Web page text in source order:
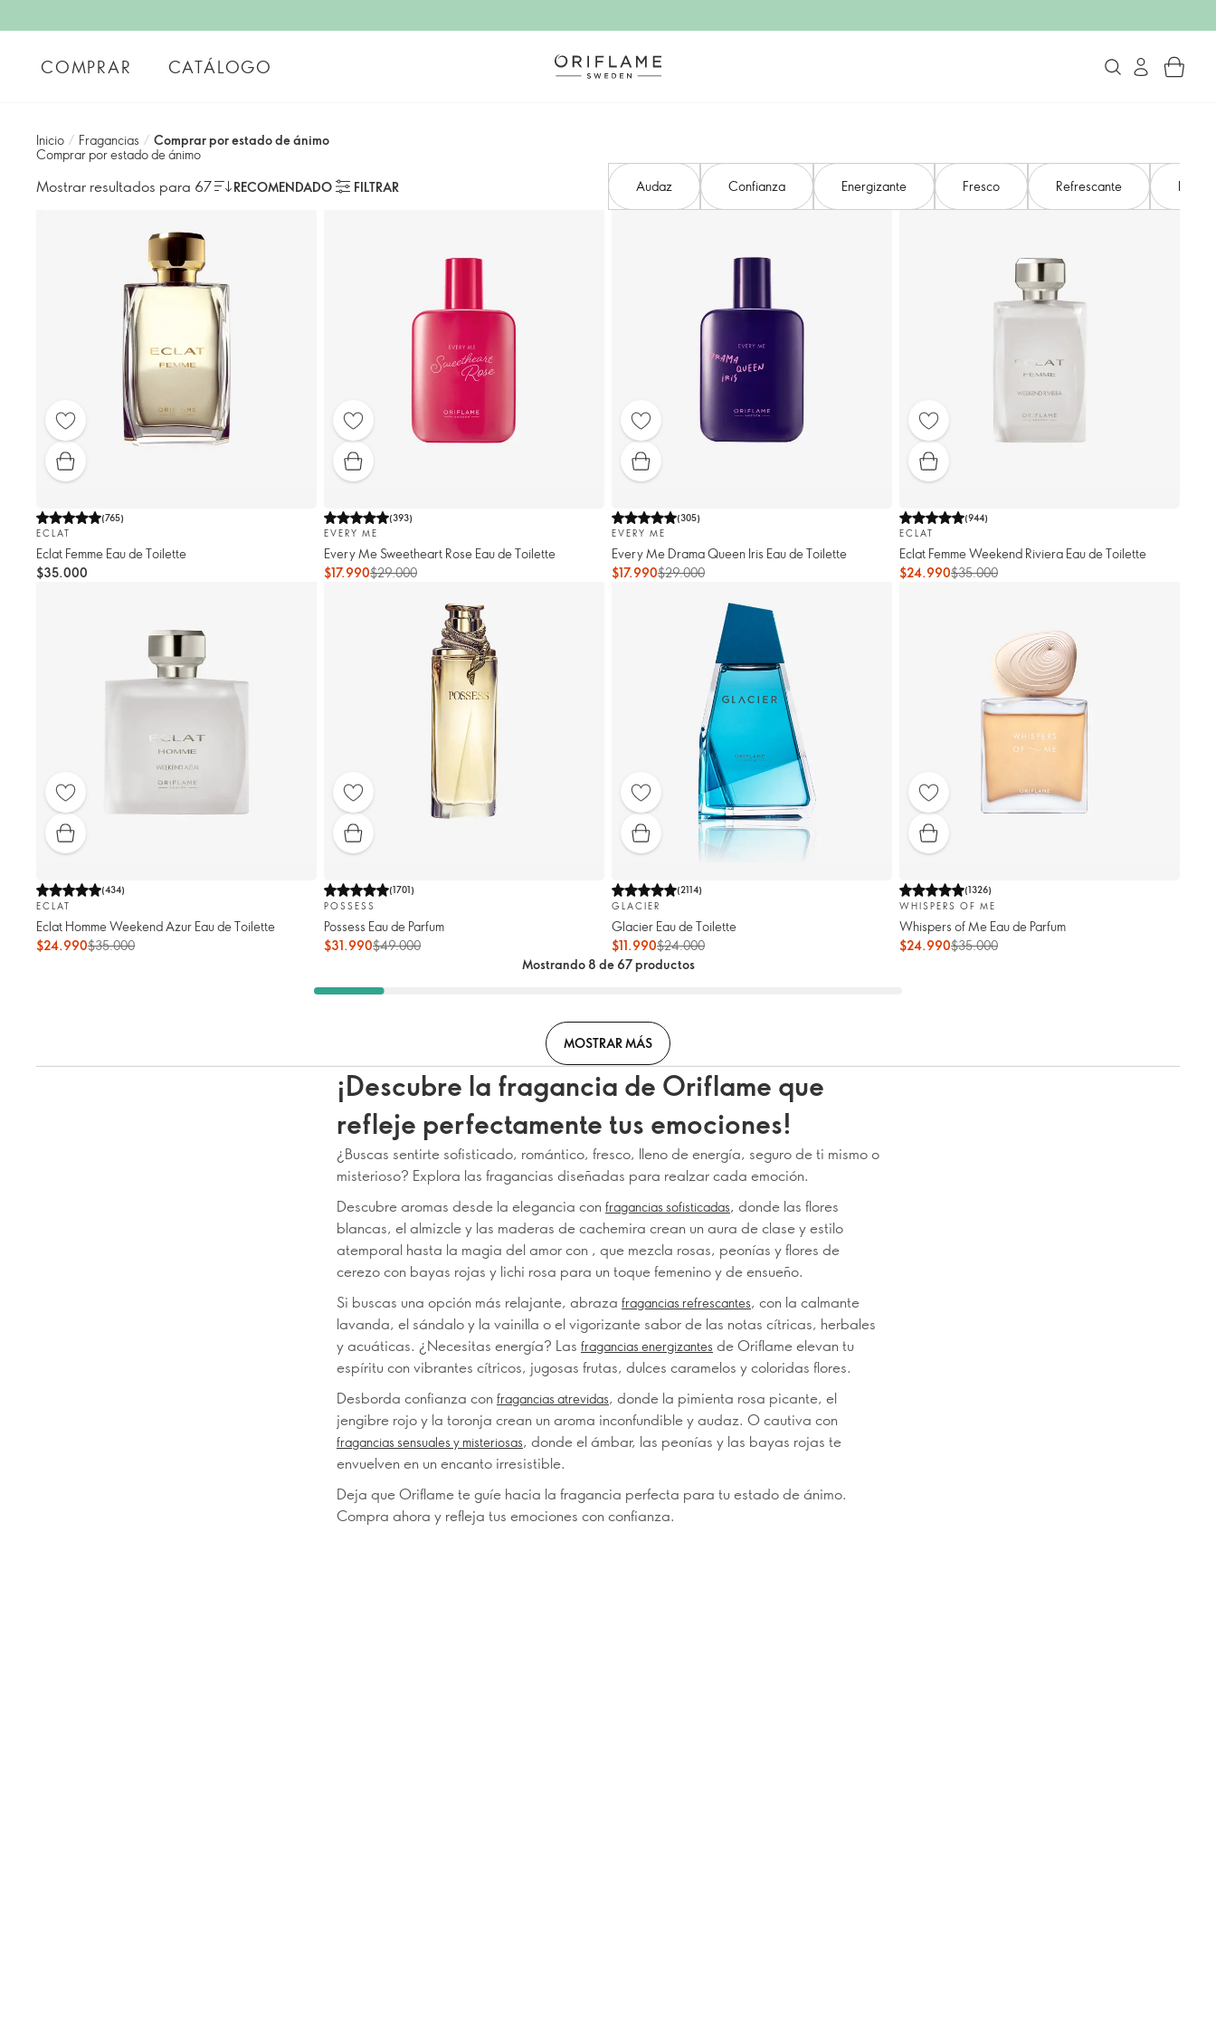
COMPRAR CATÁLOGO
Inicio / Fragancias / Comprar por estado de ánimo
Comprar por estado de ánimo
Mostrar resultados para 67 RECOMENDADO FILTRAR Audaz Confianza Energizante Fresco Refrescante
(765)
ECLAT
Eclat Femme Eau de Toilette
$35.000
(393)
EVERY ME
Every Me Sweetheart Rose Eau de Toilette
$17.990$29.000
(305)
EVERY ME
Every Me Drama Queen Iris Eau de Toilette
$17.990$29.000
(944)
ECLAT
Eclat Femme Weekend Riviera Eau de Toilette
$24.990$35.000
(434)
ECLAT
Eclat Homme Weekend Azur Eau de Toilette
$24.990$35.000
(1701)
POSSESS
Possess Eau de Parfum
$31.990$49.000
(2114)
GLACIER
Glacier Eau de Toilette
$11.990$24.000
(1326)
WHISPERS OF ME
Whispers of Me Eau de Parfum
$24.990$35.000
Mostrando 8 de 67 productos
MOSTRAR MÁS
¡Descubre la fragancia de Oriflame que
refleje perfectamente tus emociones!
¿Buscas sentirte sofisticado, romántico, fresco, lleno de energía, seguro de ti mismo o
misterioso? Explora las fragancias diseñadas para realzar cada emoción.
Descubre aromas desde la elegancia con fragancias sofisticadas, donde las flores
blancas, el almizcle y las maderas de cachemira crean un aura de clase y estilo
atemporal hasta la magia del amor con , que mezcla rosas, peonías y flores de
cerezo con bayas rojas y lichi rosa para un toque femenino y de ensueño.
Si buscas una opción más relajante, abraza fragancias refrescantes, con la calmante
lavanda, el sándalo y la vainilla o el vigorizante sabor de las notas cítricas, herbales
y acuáticas. ¿Necesitas energía? Las fragancias energizantes de Oriflame elevan tu
espíritu con vibrantes cítricos, jugosas frutas, dulces caramelos y coloridas flores.
Desborda confianza con fragancias atrevidas, donde la pimienta rosa picante, el
jengibre rojo y la toronja crean un aroma inconfundible y audaz. O cautiva con
fragancias sensuales y misteriosas, donde el ámbar, las peonías y las bayas rojas te
envuelven en un encanto irresistible.
Deja que Oriflame te guíe hacia la fragancia perfecta para tu estado de ánimo.
Compra ahora y refleja tus emociones con confianza.